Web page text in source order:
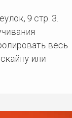
9 стр. 3.
весь
или